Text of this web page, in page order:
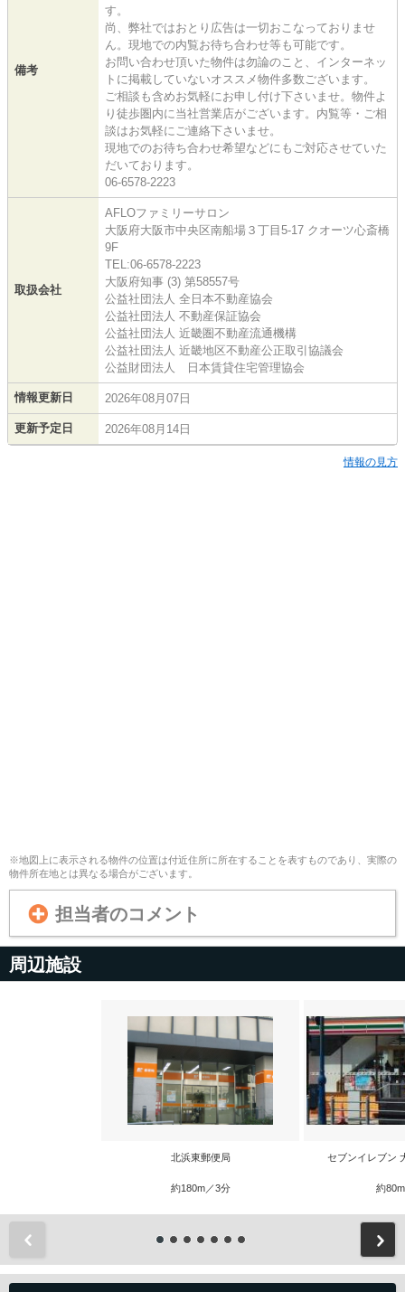
備考
す。
尚、弊社ではおとり広告は一切おこなっておりませ
ん。現地での内覧お待ち合わせ等も可能です。
お問い合わせ頂いた物件は勿論のこと、インターネッ
トに掲載していないオススメ物件多数ございます。
ご相談も含めお気軽にお申し付け下さいませ。物件よ
り徒歩圏内に当社営業店がございます。内覧等・ご相
談はお気軽にご連絡下さいませ。
現地でのお待ち合わせ希望などにもご対応させていた
だいております。
06-6578-2223
取扱会社
AFLOファミリーサロン
大阪府大阪市中央区南船場３丁目5-17 クオーツ心斎橋
9F
TEL:06-6578-2223
大阪府知事 (3) 第58557号
公益社団法人 全日本不動産協会
公益社団法人 不動産保証協会
公益社団法人 近畿圏不動産流通機構
公益社団法人 近畿地区不動産公正取引協議会
公益財団法人 日本賃貸住宅管理協会
情報更新日 2026年08月07日
更新予定日 2026年08月14日
情報の見方
※地図上に表示される物件の位置は付近住所に所在することを表すものであり、実際の
物件所在地とは異なる場合がございます。
担当者のコメント
周辺施設
北浜東郵便局
約180m／3分
セブンイレブン
約